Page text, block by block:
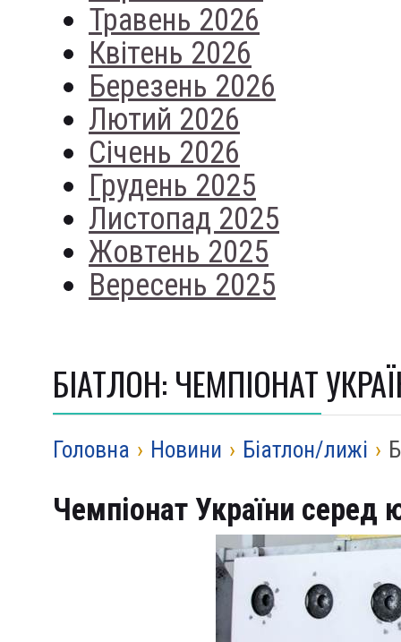
Травень 2026
Квітень 2026
Березень 2026
Лютий 2026
Січень 2026
Грудень 2025
Листопад 2025
Жовтень 2025
Вересень 2025
БІАТЛОН: ЧЕМПІОНАТ
Головна › Новини › Біатлон/лижі ›
Чемпіонат України серед